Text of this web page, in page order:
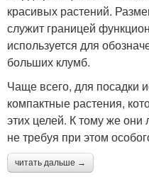
красивых растений.
служит границей
используется для
больших клумб.
Чаще всего, для посадки
компактные растения,
этих целей. К тому же
не требуя при этом
читать дальше →